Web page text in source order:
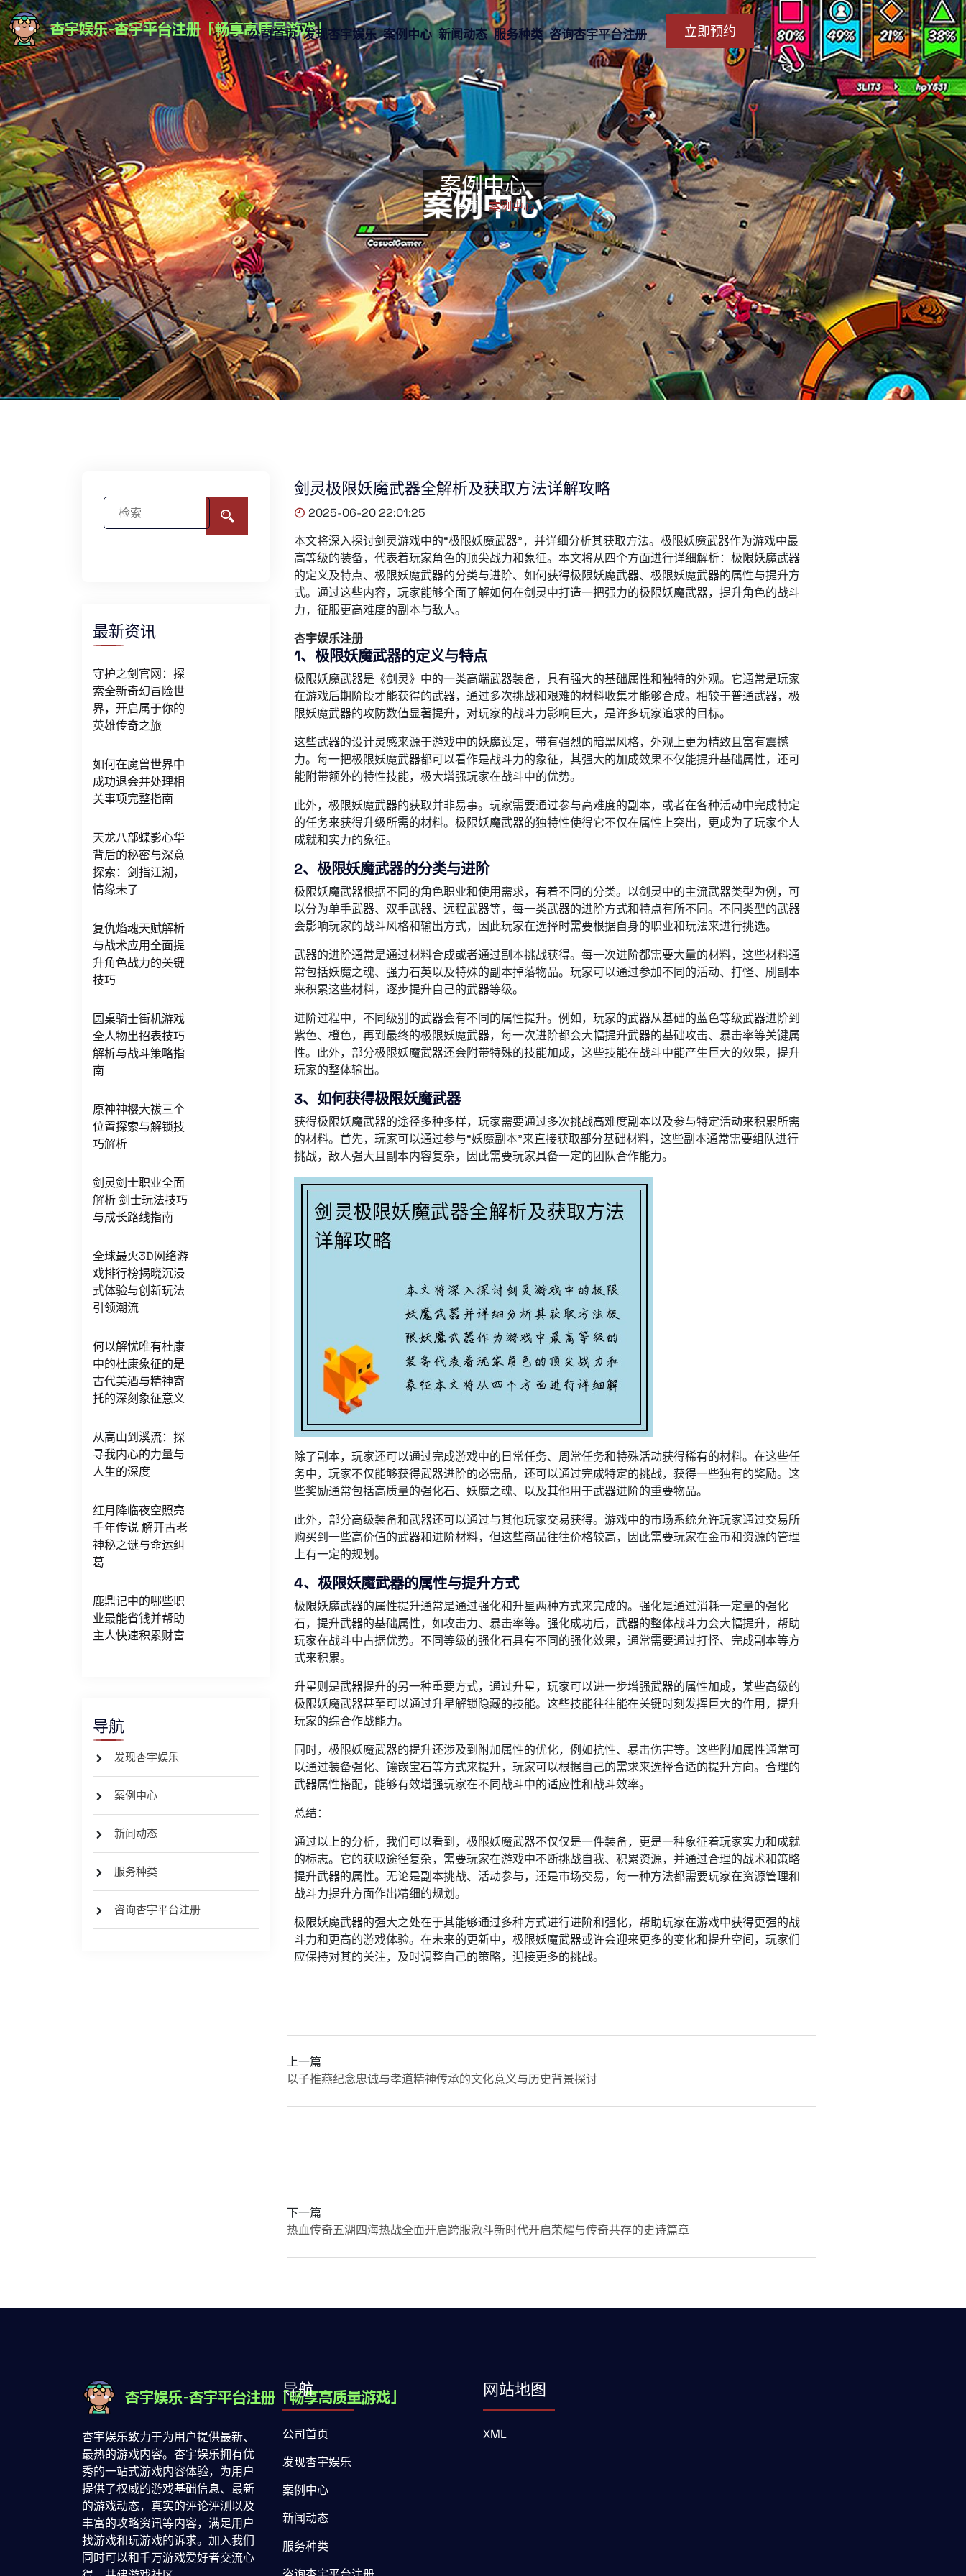
公司首页 发现杏宇娱乐 案例中心 新闻动态 服务种类 咨询杏宇平台注册 立即预约
案例中心
首页- 案例中心
最新资讯
守护之剑官网：探
索全新奇幻冒险世
界，开启属于你的
英雄传奇之旅
如何在魔兽世界中
成功退会并处理相
关事项完整指南
天龙八部蝶影心华
背后的秘密与深意
探索：剑指江湖，
情缘未了
复仇焰魂天赋解析
与战术应用全面提
升角色战力的关键
技巧
圆桌骑士街机游戏
全人物出招表技巧
解析与战斗策略指
南
原神神樱大祓三个
位置探索与解锁技
巧解析
剑灵剑士职业全面
解析 剑士玩法技巧
与成长路线指南
全球最火3D网络游
戏排行榜揭晓沉浸
式体验与创新玩法
引领潮流
何以解忧唯有杜康
中的杜康象征的是
古代美酒与精神寄
托的深刻象征意义
从高山到溪流：探
寻我内心的力量与
人生的深度
红月降临夜空照亮
千年传说 解开古老
神秘之谜与命运纠
葛
鹿鼎记中的哪些职
业最能省钱并帮助
主人快速积累财富
导航
发现杏宇娱乐
案例中心
新闻动态
服务种类
咨询杏宇平台注册
剑灵极限妖魔武器全解析及获取方法详解攻略
2025-06-20 22:01:25
本文将深入探讨剑灵游戏中的“极限妖魔武器”，并详细分析其获取方法。极限妖魔武器作为游戏中最
高等级的装备，代表着玩家角色的顶尖战力和象征。本文将从四个方面进行详细解析：极限妖魔武器
的定义及特点、极限妖魔武器的分类与进阶、如何获得极限妖魔武器、极限妖魔武器的属性与提升方
式。通过这些内容，玩家能够全面了解如何在剑灵中打造一把强力的极限妖魔武器，提升角色的战斗
力，征服更高难度的副本与敌人。
杏宇娱乐注册
1、极限妖魔武器的定义与特点
极限妖魔武器是《剑灵》中的一类高端武器装备，具有强大的基础属性和独特的外观。它通常是玩家
在游戏后期阶段才能获得的武器，通过多次挑战和艰难的材料收集才能够合成。相较于普通武器，极
限妖魔武器的攻防数值显著提升，对玩家的战斗力影响巨大，是许多玩家追求的目标。
这些武器的设计灵感来源于游戏中的妖魔设定，带有强烈的暗黑风格，外观上更为精致且富有震撼
力。每一把极限妖魔武器都可以看作是战斗力的象征，其强大的加成效果不仅能提升基础属性，还可
能附带额外的特性技能，极大增强玩家在战斗中的优势。
此外，极限妖魔武器的获取并非易事。玩家需要通过参与高难度的副本，或者在各种活动中完成特定
的任务来获得升级所需的材料。极限妖魔武器的独特性使得它不仅在属性上突出，更成为了玩家个人
成就和实力的象征。
2、极限妖魔武器的分类与进阶
极限妖魔武器根据不同的角色职业和使用需求，有着不同的分类。以剑灵中的主流武器类型为例，可
以分为单手武器、双手武器、远程武器等，每一类武器的进阶方式和特点有所不同。不同类型的武器
会影响玩家的战斗风格和输出方式，因此玩家在选择时需要根据自身的职业和玩法来进行挑选。
武器的进阶通常是通过材料合成或者通过副本挑战获得。每一次进阶都需要大量的材料，这些材料通
常包括妖魔之魂、强力石英以及特殊的副本掉落物品。玩家可以通过参加不同的活动、打怪、刷副本
来积累这些材料，逐步提升自己的武器等级。
进阶过程中，不同级别的武器会有不同的属性提升。例如，玩家的武器从基础的蓝色等级武器进阶到
紫色、橙色，再到最终的极限妖魔武器，每一次进阶都会大幅提升武器的基础攻击、暴击率等关键属
性。此外，部分极限妖魔武器还会附带特殊的技能加成，这些技能在战斗中能产生巨大的效果，提升
玩家的整体输出。
3、如何获得极限妖魔武器
获得极限妖魔武器的途径多种多样，玩家需要通过多次挑战高难度副本以及参与特定活动来积累所需
的材料。首先，玩家可以通过参与“妖魔副本”来直接获取部分基础材料，这些副本通常需要组队进行
挑战，敌人强大且副本内容复杂，因此需要玩家具备一定的团队合作能力。
除了副本，玩家还可以通过完成游戏中的日常任务、周常任务和特殊活动获得稀有的材料。在这些任
务中，玩家不仅能够获得武器进阶的必需品，还可以通过完成特定的挑战，获得一些独有的奖励。这
些奖励通常包括高质量的强化石、妖魔之魂、以及其他用于武器进阶的重要物品。
此外，部分高级装备和武器还可以通过与其他玩家交易获得。游戏中的市场系统允许玩家通过交易所
购买到一些高价值的武器和进阶材料，但这些商品往往价格较高，因此需要玩家在金币和资源的管理
上有一定的规划。
4、极限妖魔武器的属性与提升方式
极限妖魔武器的属性提升通常是通过强化和升星两种方式来完成的。强化是通过消耗一定量的强化
石，提升武器的基础属性，如攻击力、暴击率等。强化成功后，武器的整体战斗力会大幅提升，帮助
玩家在战斗中占据优势。不同等级的强化石具有不同的强化效果，通常需要通过打怪、完成副本等方
式来积累。
升星则是武器提升的另一种重要方式，通过升星，玩家可以进一步增强武器的属性加成，某些高级的
极限妖魔武器甚至可以通过升星解锁隐藏的技能。这些技能往往能在关键时刻发挥巨大的作用，提升
玩家的综合作战能力。
同时，极限妖魔武器的提升还涉及到附加属性的优化，例如抗性、暴击伤害等。这些附加属性通常可
以通过装备强化、镶嵌宝石等方式来提升，玩家可以根据自己的需求来选择合适的提升方向。合理的
武器属性搭配，能够有效增强玩家在不同战斗中的适应性和战斗效率。
总结：
通过以上的分析，我们可以看到，极限妖魔武器不仅仅是一件装备，更是一种象征着玩家实力和成就
的标志。它的获取途径复杂，需要玩家在游戏中不断挑战自我、积累资源，并通过合理的战术和策略
提升武器的属性。无论是副本挑战、活动参与，还是市场交易，每一种方法都需要玩家在资源管理和
战斗力提升方面作出精细的规划。
极限妖魔武器的强大之处在于其能够通过多种方式进行进阶和强化，帮助玩家在游戏中获得更强的战
斗力和更高的游戏体验。在未来的更新中，极限妖魔武器或许会迎来更多的变化和提升空间，玩家们
应保持对其的关注，及时调整自己的策略，迎接更多的挑战。
上一篇
以子推燕纪念忠诚与孝道精神传承的文化意义与历史背景探讨
下一篇
热血传奇五湖四海热战全面开启跨服激斗新时代开启荣耀与传奇共存的史诗篇章
杏宇娱乐致力于为用户提供最新、
最热的游戏内容。杏宇娱乐拥有优
秀的一站式游戏内容体验，为用户
提供了权威的游戏基础信息、最新
的游戏动态，真实的评论评测以及
丰富的攻略资讯等内容，满足用户
找游戏和玩游戏的诉求。加入我们
同时可以和千万游戏爱好者交流心
导航
公司首页
发现杏宇娱乐
案例中心
新闻动态
服务种类
网站地图
XML